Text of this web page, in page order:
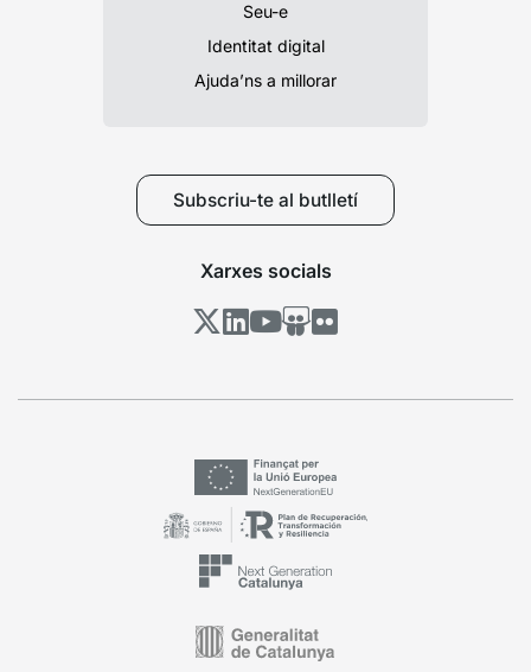
Seu-e
Identitat digital
Ajuda’ns a millorar
Subscriu-te al butlletí
Xarxes socials